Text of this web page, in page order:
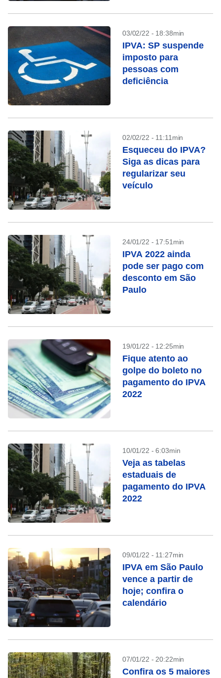
03/02/22 - 18:38min
IPVA: SP suspende
imposto para
pessoas com
deficiência
02/02/22 - 11:11min
Esqueceu do IPVA?
Siga as dicas para
regularizar seu
veículo
24/01/22 - 17:51min
IPVA 2022 ainda
pode ser pago com
desconto em São
Paulo
19/01/22 - 12:25min
Fique atento ao
golpe do boleto no
pagamento do IPVA
2022
10/01/22 - 6:03min
Veja as tabelas
estaduais de
pagamento do IPVA
2022
09/01/22 - 11:27min
IPVA em São Paulo
vence a partir de
hoje; confira o
calendário
07/01/22 - 20:22min
Confira os 5 maiores